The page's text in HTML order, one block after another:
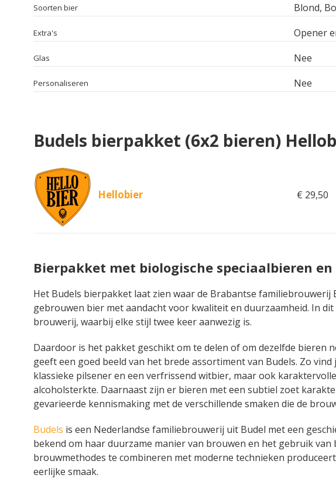
Soorten bier Blond,
Extra's Opener
Glas Nee
Personaliseren Nee
Budels bierpakket (6x2 bieren)
Hellobier € 29,50
Bierpakket met biologische speciaalbieren en
Het Budels bierpakket laat zien waar de Brabantse
gebrouwen bier met aandacht voor kwaliteit en duurzaamheid. In
brouwerij, waarbij elke stijl twee keer aanwezig is.
Daardoor is het pakket geschikt om te delen of om dezelfde bieren
geeft een goed beeld van het brede assortiment van Budels. Zo
klassieke pilsener en een verfrissend witbier, maar ook
alcoholsterkte. Daarnaast zijn er bieren met een subtiel zoet
gevarieerde kennismaking met de verschillende smaken die de
Budels is een Nederlandse familiebrouwerij uit Budel met een
bekend om haar duurzame manier van brouwen en het gebruik
brouwmethodes te combineren met moderne technieken
eerlijke smaak.